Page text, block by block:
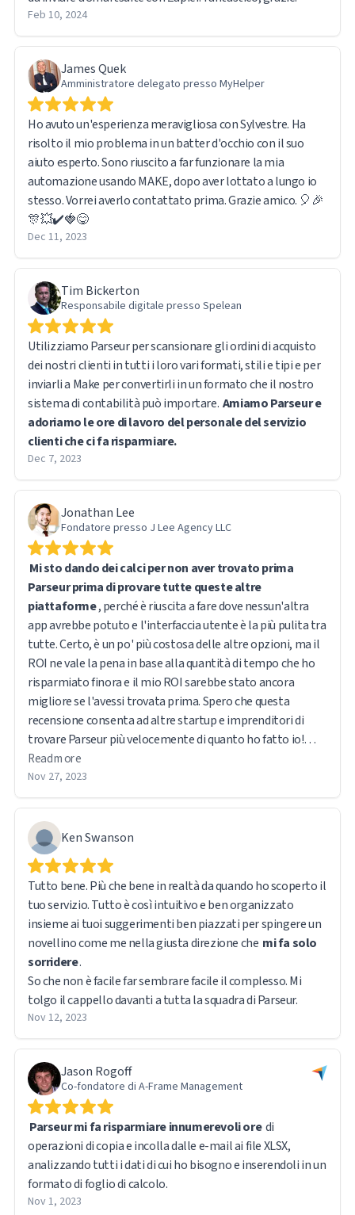
Feb 10, 2024
James Quek
Amministratore delegato presso MyHelper
Ho avuto un'esperienza meravigliosa con Sylvestre. Ha
risolto il mio problema in un batter d'occhio con il suo
aiuto esperto. Sono riuscito a far funzionare la mia
automazione usando MAKE, dopo aver lottato a lungo io
stesso. Vorrei averlo contattato prima. Grazie amico. 🎈🎉
🎊💥✔️🍓😋
Dec 11, 2023
Tim Bickerton
Responsabile digitale presso Spelean
Utilizziamo Parseur per scansionare gli ordini di acquisto
dei nostri clienti in tutti i loro vari formati, stili e tipi e per
inviarli a Make per convertirli in un formato che il nostro
sistema di contabilità può importare. Amiamo Parseur e
adoriamo le ore di lavoro del personale del servizio
clienti che ci fa risparmiare.
Dec 7, 2023
Jonathan Lee
Fondatore presso J Lee Agency LLC
Mi sto dando dei calci per non aver trovato prima
Parseur prima di provare tutte queste altre
piattaforme, perché è riuscita a fare dove nessun'altra
app avrebbe potuto e l'interfaccia utente è la più pulita tra
tutte. Certo, è un po' più costosa delle altre opzioni, ma il
ROI ne vale la pena in base alla quantità di tempo che ho
risparmiato finora e il mio ROI sarebbe stato ancora
migliore se l'avessi trovata prima. Spero che questa
recensione consenta ad altre startup e imprenditori di
trovare Parseur più velocemente di quanto ho fatto io!
Pro:Il fatto che sia riuscita ad analizzare
automaticamente le mie email di lead e i miei estratti
fatto in modo così accurato o così semplice prima.
Contro:Sono stati necessari un po' di olio di gomito e un
contatto di supporto per analizzare i miei estratti conto
delle commissioni, ma hanno risposto rapidamente e
hanno risolto efficacemente il problema.
Passato da: Parsio, Airparser
Read more
Nov 27, 2023
Ken Swanson
Tutto bene. Più che bene in realtà da quando ho scoperto il
tuo servizio. Tutto è così intuitivo e ben organizzato
insieme ai tuoi suggerimenti ben piazzati per spingere un
novellino come me nella giusta direzione che mi fa solo
sorridere.
So che non è facile far sembrare facile il complesso. Mi
tolgo il cappello davanti a tutta la squadra di Parseur.
Nov 12, 2023
Jason Rogoff
Co-fondatore di A-Frame Management
Parseur mi fa risparmiare innumerevoli oredi
operazioni di copia e incolla dalle e-mail ai file XLSX,
analizzando tutti i dati di cui ho bisogno e inserendoli in un
formato di foglio di calcolo.
Nov 1, 2023